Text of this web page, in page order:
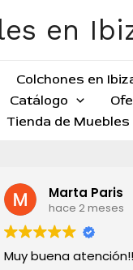
en
Colchones en
Catálogo
Tienda de
Marta Paris
hace 2 meses
Muy buena atención!!